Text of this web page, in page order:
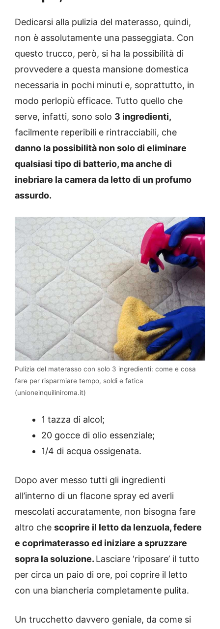
Dedicarsi alla pulizia del materasso, quindi,
non è assolutamente una passeggiata. Con
questo trucco, però, si ha la possibilità di
provvedere a questa mansione domestica
necessaria in pochi minuti e, soprattutto, in
modo perlopiù efficace. Tutto quello che
serve, infatti, sono solo 3 ingredienti,
facilmente reperibili e rintracciabili, che
danno la possibilità non solo di eliminare
qualsiasi tipo di batterio, ma anche di
inebriare la camera da letto di un profumo
assurdo.
Pulizia del materasso con solo 3 ingredienti: come e cosa
fare per risparmiare tempo, soldi e fatica
(unioneinquiliniroma.it)
1 tazza di alcol;
20 gocce di olio essenziale;
1/4 di acqua ossigenata.
Dopo aver messo tutti gli ingredienti
all’interno di un flacone spray ed averli
mescolati accuratamente, non bisogna fare
altro che scoprire il letto da lenzuola, federe
e coprimaterasso ed iniziare a spruzzare
sopra la soluzione. Lasciare ‘riposare’ il tutto
per circa un paio di ore, poi coprire il letto
con una biancheria completamente pulita.
Un trucchetto davvero geniale, da come si